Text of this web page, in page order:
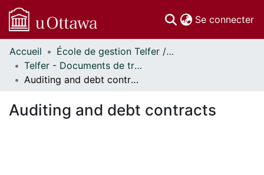
Se connecter
Communautés
et collections
Parcourir
À propos
Accueil
École de gestion Telfer // Telfer School of Management
Telfer - Documents de travail // Telfer - Working Papers
Auditing and debt contracts
Auditing and debt contracts